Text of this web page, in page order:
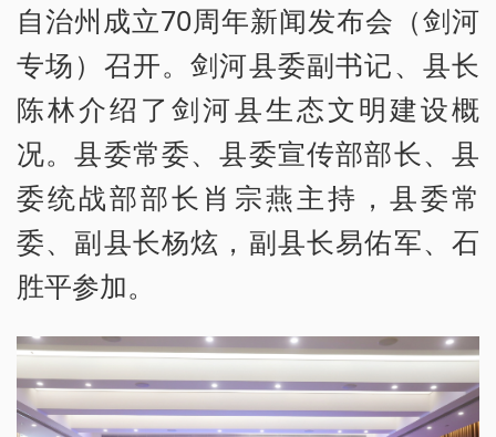
自治州成立70周年新闻发布会（剑河
专场）召开。剑河县委副书记、县长
陈林介绍了剑河县生态文明建设概
况。县委常委、县委宣传部部长、县
委统战部部长肖宗燕主持，县委常
委、副县长杨炫，副县长易佑军、石
胜平参加。